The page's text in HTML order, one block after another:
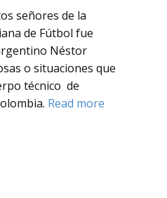
señores de la
de Fútbol fue
Néstor
o situaciones que
técnico de
Read more